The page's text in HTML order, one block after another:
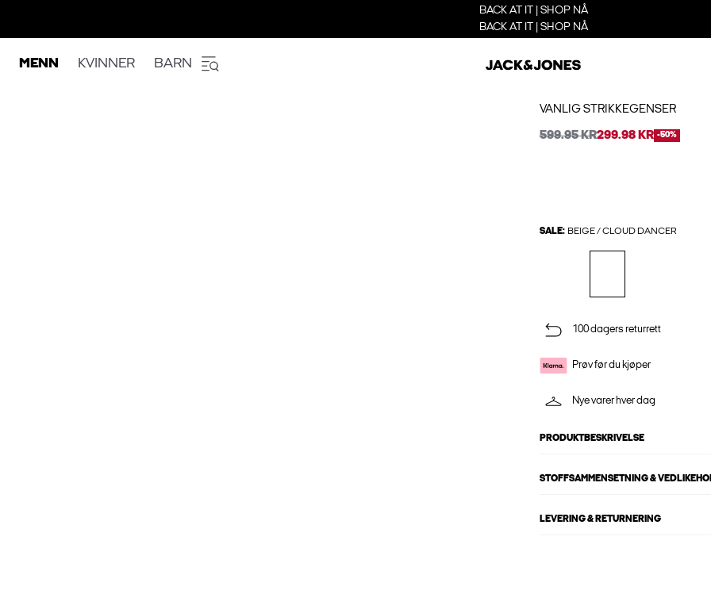
BACK AT IT | SHOP NÅ
BACK AT IT | SHOP NÅ
MENN KVINNER BARN
VANLIG STRIKKEGENSER
599.95 KR299.98 KR -50%
SALE: BEIGE / CLOUD DANCER
100 dagers returrett
Prøv før du kjøper
Nye varer hver dag
PRODUKTBESKRIVELSE
STOFFSAMMENSETNING &
LEVERING & RETURNERING